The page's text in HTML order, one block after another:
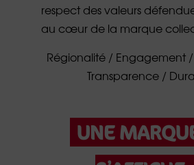
respect des valeurs
au cœur de la marque
Régionalité / Engagement
Transparence /
UNE